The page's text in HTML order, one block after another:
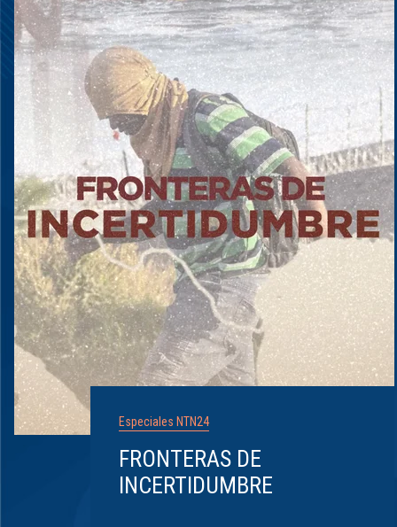
Especiales NTN24
FRONTERAS DE
INCERTIDUMBRE